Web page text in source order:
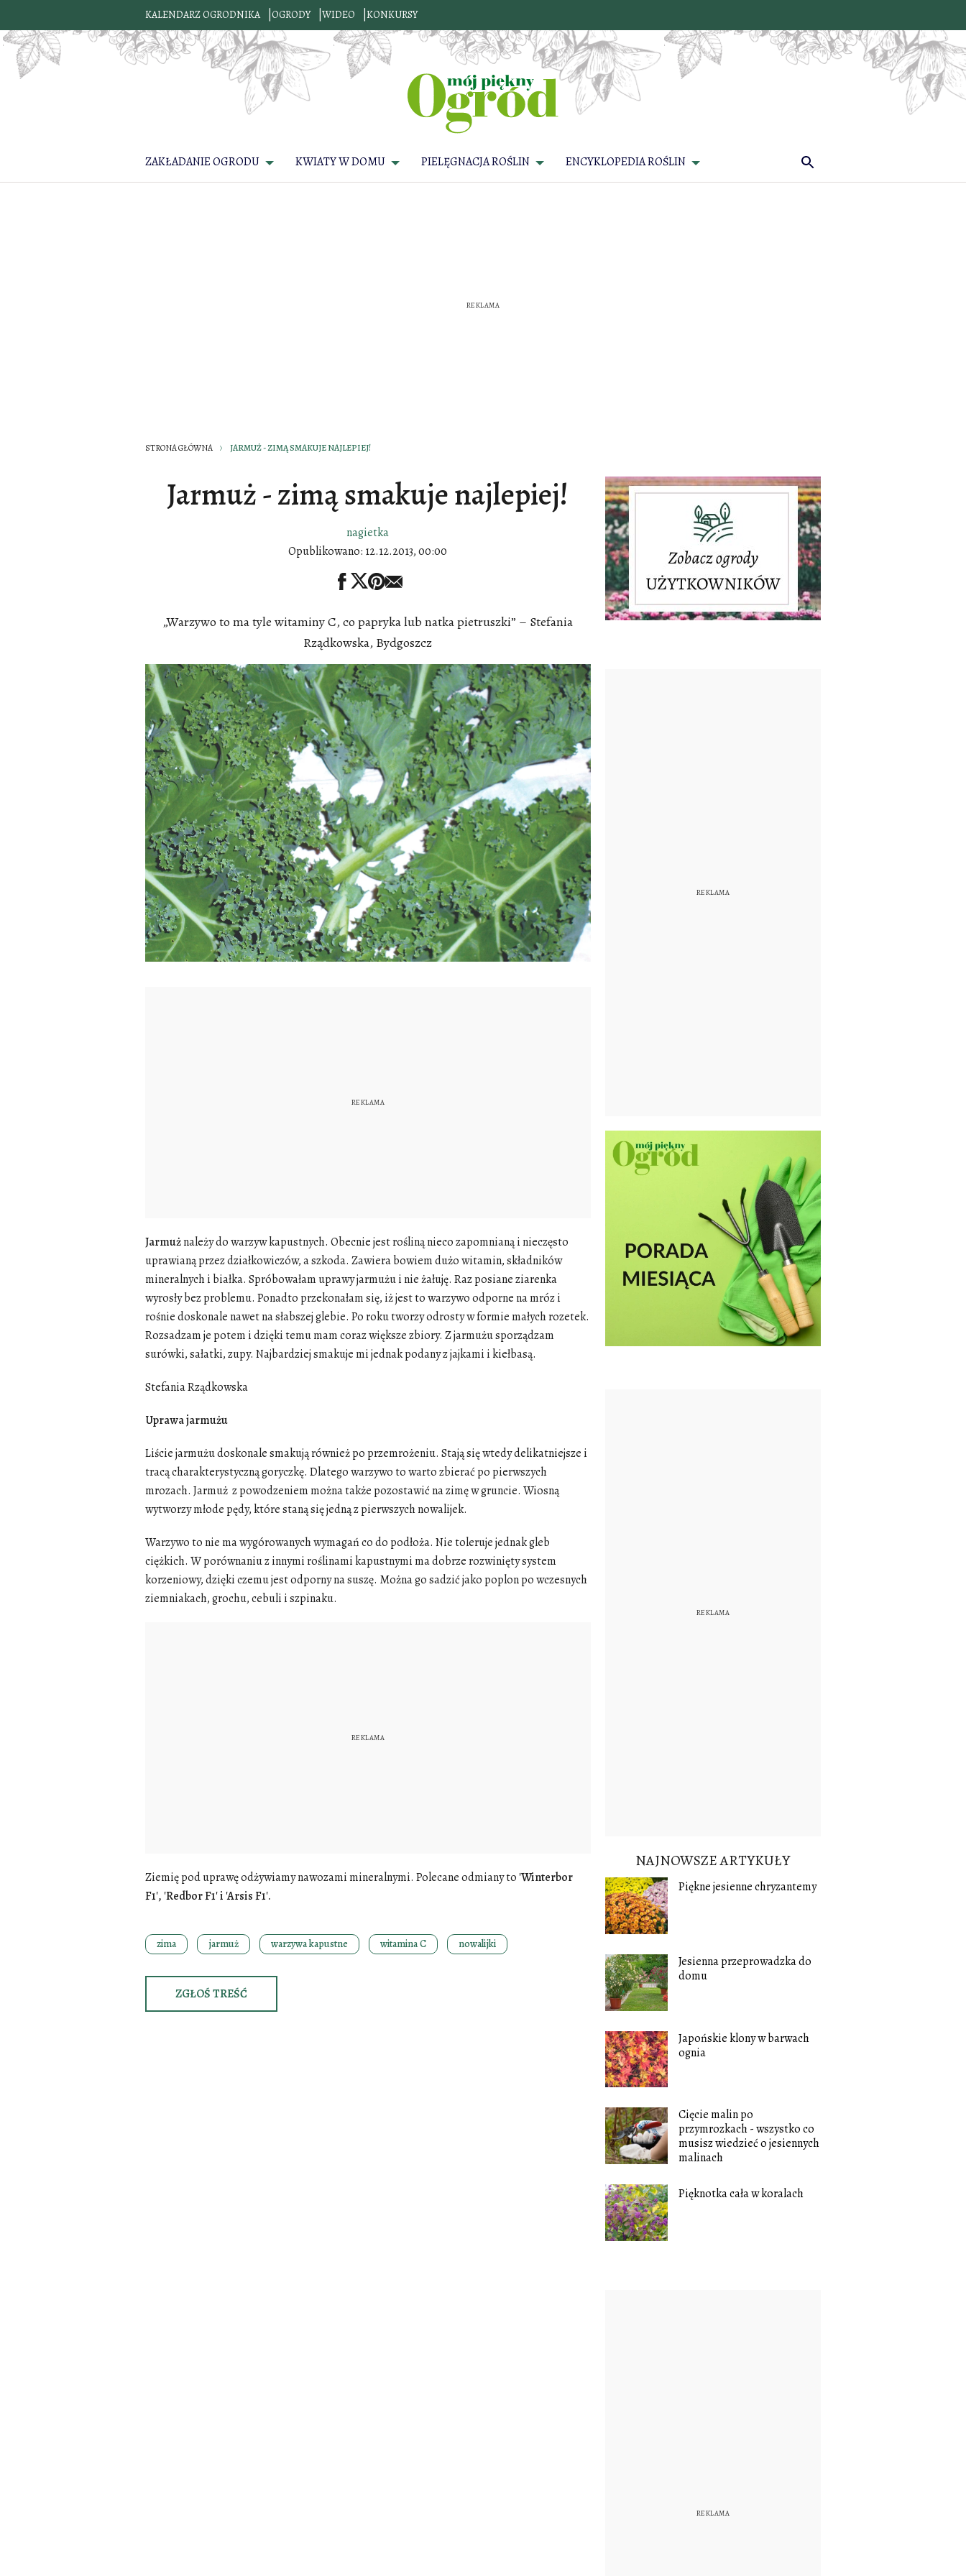
KALENDARZ OGRODNIKA OGRODY WIDEO KONKURSY
ZAKŁADANIE OGRODU KWIATY W DOMU PIELĘGNACJA ROŚLIN ENCYKLOPEDIA ROŚLIN
STRONA GŁÓWNA JARMUŻ - ZIMĄ SMAKUJE NAJLEPIEJ!
Jarmuż - zimą smakuje najlepiej!
nagietka
Opublikowano: 12.12.2013, 00:00
„Warzywo to ma tyle witaminy C, co papryka lub natka pietruszki” – Stefania
Rządkowska, Bydgoszcz
Jarmużnależy dowarzyw kapustnych. Obecnie jest rośliną nieco zapomnianą i nieczęsto
uprawianą przez działkowiczów, a szkoda. Zawiera bowiem dużo witamin, składników
mineralnych i białka. Spróbowałam uprawyjarmużui nie żałuję. Raz posiane ziarenka
wyrosły bez problemu. Ponadto przekonałam się, iż jest towarzywo odporne na mrózi
rośnie doskonale nawet na słabszej glebie. Po roku tworzy odrosty w formie małych rozetek.
Rozsadzam je potem i dzięki temu mam coraz większe zbiory. Zjarmużusporządzam
surówki, sałatki, zupy. Najbardziej smakuje mi jednak podany z jajkami i kiełbasą.
Stefania Rządkowska
Uprawa jarmużu
Liściejarmużudoskonale smakują również po przemrożeniu. Stają się wtedy delikatniejsze i
tracą charakterystyczną goryczkę. Dlatego warzywo to warto zbierać po pierwszych
mrozach. Jarmuż z powodzeniem można także pozostawić na zimę w gruncie. Wiosną
wytworzy młode pędy, które staną się jedną z pierwszychnowalijek.
Warzywo to nie ma wygórowanych wymagań co do podłoża. Nie toleruje jednak gleb
ciężkich. W porównaniu z innymiroślinami kapustnymima dobrze rozwinięty system
korzeniowy, dzięki czemu jest odporny na suszę. Można go sadzić jako poplon po wczesnych
ziemniakach, grochu, cebuli i szpinaku.
Ziemię pod uprawę odżywiamy nawozami mineralnymi. Polecane odmiany to 'Winterbor
F1', 'Redbor F1' i 'Arsis F1'.
zima jarmuż warzywa kapustne witamina C nowalijki
ZGŁOŚ TREŚĆ
NAJNOWSZE ARTYKUŁY
Piękne jesienne chryzantemy
Jesienna przeprowadzka do
domu
Japońskie klony w barwach
ognia
Cięcie malin po
przymrozkach - wszystko co
musisz wiedzieć o jesiennych
malinach
Pięknotka cała w koralach